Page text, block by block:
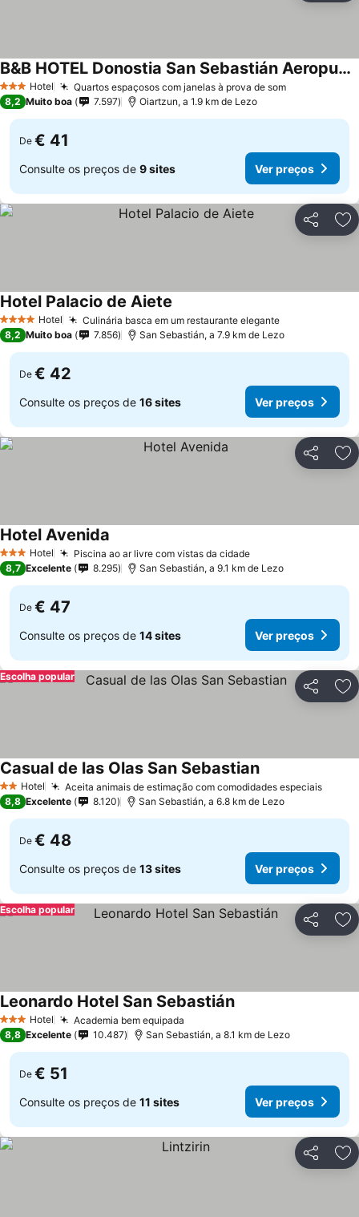
3 EstrelasHotel Quartos espaçosos com janelas à prova de som
B&B HOTEL Donostia San Sebastián Aeropuerto
8,2 Muito boa 7.597 Oiartzun, a 1.9 km de Lezo
De € 41
Consulte os preços de 9 sites Ver preços
Partilhar
4 EstrelasHotel Culinária basca em um restaurante elegante
Hotel Palacio de Aiete
8,2 Muito boa 7.856 San Sebastián, a 7.9 km de Lezo
De € 42
Consulte os preços de 16 sites Ver preços
Partilhar
3 EstrelasHotel Piscina ao ar livre com vistas da cidade
Hotel Avenida
8,7 Excelente 8.295 San Sebastián, a 9.1 km de Lezo
De € 47
Consulte os preços de 14 sites Ver preços
Partilhar
Escolha popular
2 Estrelas
Hotel Aceita animais de estimação com comodidades especiais
Casual de las Olas San Sebastian
8,8 Excelente 8.120 San Sebastián, a 6.8 km de Lezo
De € 48
Consulte os preços de 13 sites Ver preços
Partilhar
Escolha popular
3 EstrelasHotel Academia bem equipada
Leonardo Hotel San Sebastián
8,8 Excelente 10.487 San Sebastián, a 8.1 km de Lezo
De € 51
Consulte os preços de 11 sites Ver preços
Partilhar